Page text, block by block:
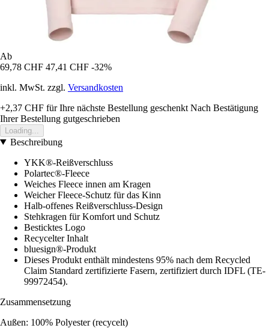
Ab
69,78 CHF 47,41 CHF -32%
inkl. MwSt. zzgl. Versandkosten
+2,37 CHF für Ihre nächste Bestellung geschenkt Nach Bestätigung
Ihrer Bestellung gutgeschrieben
Loading...
Beschreibung
YKK®-Reißverschluss
Polartec®-Fleece
Weiches Fleece innen am Kragen
Weicher Fleece-Schutz für das Kinn
Halb-offenes Reißverschluss-Design
Stehkragen für Komfort und Schutz
Besticktes Logo
Recycelter Inhalt
bluesign®-Produkt
Dieses Produkt enthält mindestens 95% nach dem Recycled
Claim Standard zertifizierte Fasern, zertifiziert durch IDFL (TE-
99972454).
Zusammensetzung
Außen: 100% Polyester (recycelt)